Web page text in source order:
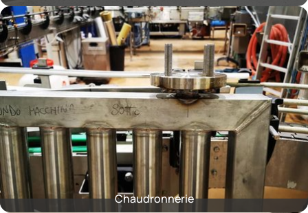
Chaudronnerie